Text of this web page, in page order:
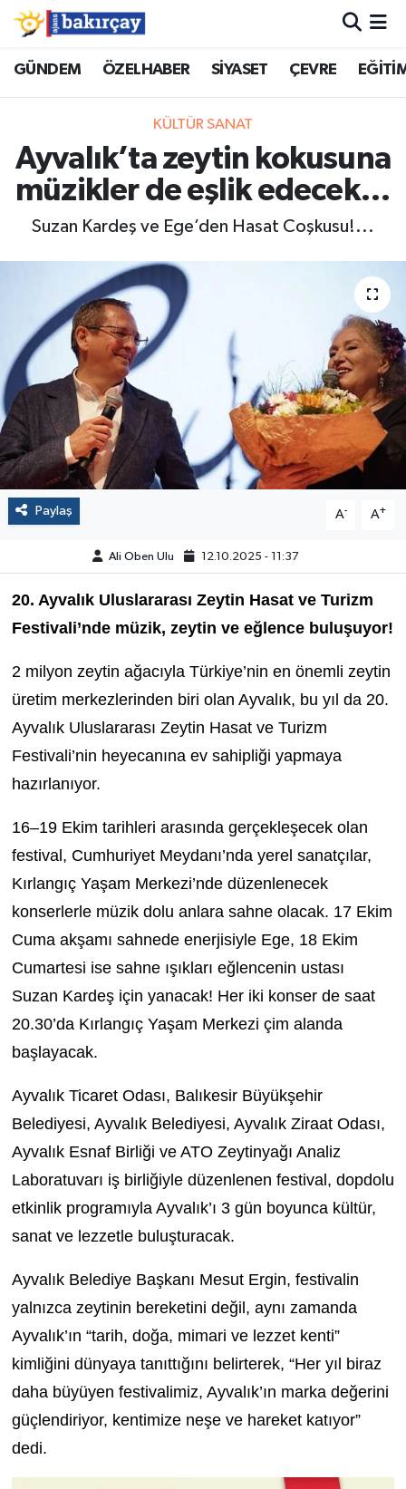
GÜNDEM ÖZELHABER SİYASET ÇEVRE
KÜLTÜR SANAT
Ayvalık’ta zeytin kokusuna
müzikler de eşlik edecek…
Suzan Kardeş ve Ege’den Hasat Coşkusu!...
Paylaş A- A+
Ali Oben Ulu 12.10.2025 - 11:37
20. Ayvalık Uluslararası Zeytin Hasat ve Turizm
Festivali’nde müzik, zeytin ve eğlence buluşuyor!
2 milyon zeytin ağacıyla Türkiye’nin en önemli zeytin
üretim merkezlerinden biri olan Ayvalık, bu yıl da 20.
Ayvalık Uluslararası Zeytin Hasat ve Turizm
Festivali’nin heyecanına ev sahipliği yapmaya
hazırlanıyor.
16–19 Ekim tarihleri arasında gerçekleşecek olan
festival, Cumhuriyet Meydanı’nda yerel sanatçılar,
Kırlangıç Yaşam Merkezi’nde düzenlenecek
konserlerle müzik dolu anlara sahne olacak. 17 Ekim
Cuma akşamı sahnede enerjisiyle Ege, 18 Ekim
Cumartesi ise sahne ışıkları eğlencenin ustası
Suzan Kardeş için yanacak! Her iki konser de saat
20.30’da Kırlangıç Yaşam Merkezi çim alanda
başlayacak.
Ayvalık Ticaret Odası, Balıkesir Büyükşehir
Belediyesi, Ayvalık Belediyesi, Ayvalık Ziraat Odası,
Ayvalık Esnaf Birliği ve ATO Zeytinyağı Analiz
Laboratuvarı iş birliğiyle düzenlenen festival, dopdolu
etkinlik programıyla Ayvalık’ı 3 gün boyunca kültür,
sanat ve lezzetle buluşturacak.
Ayvalık Belediye Başkanı Mesut Ergin, festivalin
yalnızca zeytinin bereketini değil, aynı zamanda
Ayvalık’ın “tarih, doğa, mimari ve lezzet kenti”
kimliğini dünyaya tanıttığını belirterek, “Her yıl biraz
daha büyüyen festivalimiz, Ayvalık’ın marka değerini
güçlendiriyor, kentimize neşe ve hareket katıyor”
dedi.
İzmir Nöbetçi Eczaneler
İzmir Hava Durumu
İzmir Namaz Vakitleri
İzmir Trafik Yoğunluk Haritası
Tüm Manşetler
Son Dakika Haberleri
Haber Arşivi